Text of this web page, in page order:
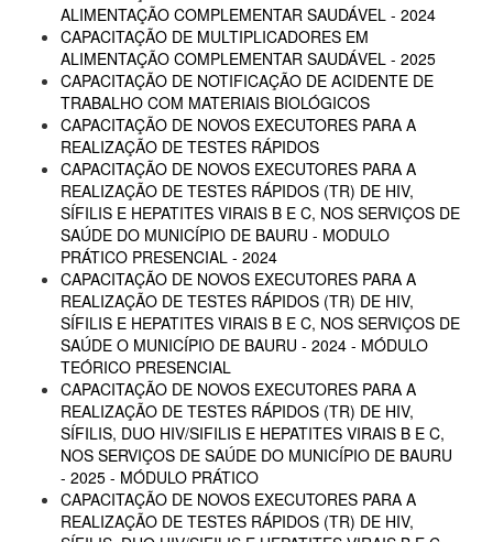
ALIMENTAÇÃO COMPLEMENTAR SAUDÁVEL - 2024
CAPACITAÇÃO DE MULTIPLICADORES EM
ALIMENTAÇÃO COMPLEMENTAR SAUDÁVEL - 2025
CAPACITAÇÃO DE NOTIFICAÇÃO DE ACIDENTE DE
TRABALHO COM MATERIAIS BIOLÓGICOS
CAPACITAÇÃO DE NOVOS EXECUTORES PARA A
REALIZAÇÃO DE TESTES RÁPIDOS
CAPACITAÇÃO DE NOVOS EXECUTORES PARA A
REALIZAÇÃO DE TESTES RÁPIDOS (TR) DE HIV,
SÍFILIS E HEPATITES VIRAIS B E C, NOS SERVIÇOS DE
SAÚDE DO MUNICÍPIO DE BAURU - MODULO
PRÁTICO PRESENCIAL - 2024
CAPACITAÇÃO DE NOVOS EXECUTORES PARA A
REALIZAÇÃO DE TESTES RÁPIDOS (TR) DE HIV,
SÍFILIS E HEPATITES VIRAIS B E C, NOS SERVIÇOS DE
SAÚDE O MUNICÍPIO DE BAURU - 2024 - MÓDULO
TEÓRICO PRESENCIAL
CAPACITAÇÃO DE NOVOS EXECUTORES PARA A
REALIZAÇÃO DE TESTES RÁPIDOS (TR) DE HIV,
SÍFILIS, DUO HIV/SIFILIS E HEPATITES VIRAIS B E C,
NOS SERVIÇOS DE SAÚDE DO MUNICÍPIO DE BAURU
- 2025 - MÓDULO PRÁTICO
CAPACITAÇÃO DE NOVOS EXECUTORES PARA A
REALIZAÇÃO DE TESTES RÁPIDOS (TR) DE HIV,